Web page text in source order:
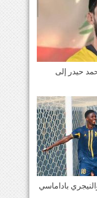
حيدر إلى
باداماسي